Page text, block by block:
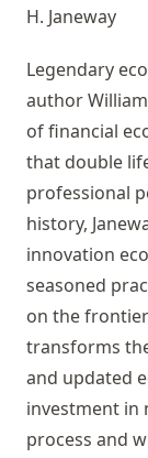
H. Janeway
Legendary
author
of financial
that double
professional
history,
innovation
seasoned
on the
transforms
and updated
investment in
process and